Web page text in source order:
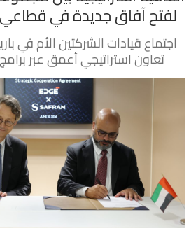
لفتح آفاق جديدة في قطاعي
اجتماع قيادات الشركتين الأم في
تعاون استراتيجي أعمق عبر